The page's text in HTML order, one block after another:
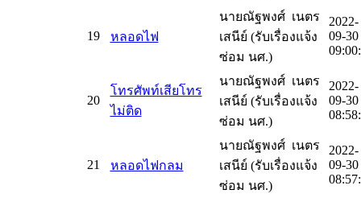
19 หลอดไฟ
นายณัฐพงศ์ เนตร
เสนีย์ (รับเรื่องแจ้ง
ซ่อม นศ.)
2022-
09-30
20
โทรศัพท์เสียโทร
ไม่ติด
นายณัฐพงศ์ เนตร
เสนีย์ (รับเรื่องแจ้ง
ซ่อม นศ.)
2022-
09-30
21 หลอดไฟกลม
นายณัฐพงศ์ เนตร
เสนีย์ (รับเรื่องแจ้ง
ซ่อม นศ.)
2022-
09-30